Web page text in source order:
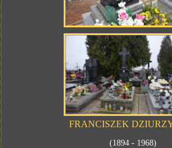
FRANCISZEK
(1894 - 1968)